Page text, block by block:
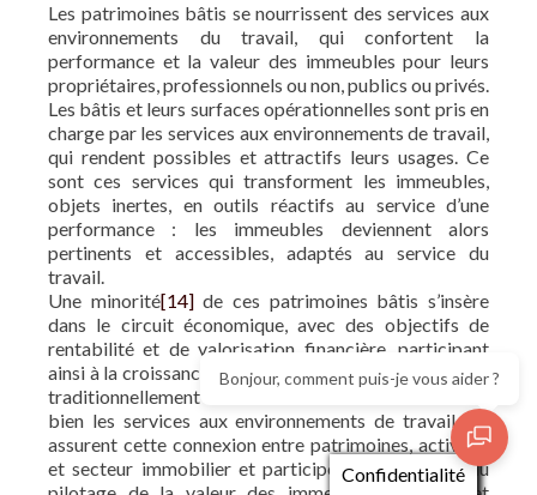
Les patrimoines bâtis se nourrissent des services aux
environnements du travail, qui confortent la
performance et la valeur des immeubles pour leurs
propriétaires, professionnels ou non, publics ou privés.
Les bâtis et leurs surfaces opérationnelles sont pris en
charge par les services aux environnements de travail,
qui rendent possibles et attractifs leurs usages. Ce
sont ces services qui transforment les immeubles,
objets inertes, en outils réactifs au service d’une
performance : les immeubles deviennent alors
pertinents et accessibles, adaptés au service du
travail.
Une minorité[14]de ces patrimoines bâtis s’insère
dans le circuit économique, avec des objectifs de
rentabilité et de valorisation financière, participant
ainsi à la croissance du secteur immobilier qui dégage
traditionnellement des rentabilités élevées. Ce sont
bien les services aux environnements de travail qui
assurent cette connexion entre patrimoines, activités
et secteur immobilier et participent directement au
Bonjour, comment puis-je vous aider ?
Confidentialité